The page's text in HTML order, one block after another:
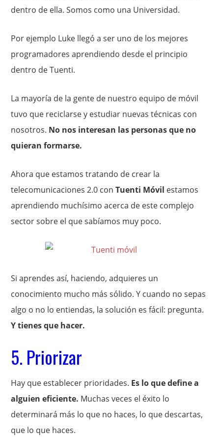
dentro de ella. Somos como una Universidad.
Por ejemplo Luke llegó a ser uno de los mejores
programadores aprendiendo desde el principio
dentro de Tuenti.
La mayoría de la gente de nuestro equipo de móvil
tuvo que reciclarse y estudiar nuevas técnicas con
nosotros. No nos interesan las personas que no
quieran formarse.
Ahora que estamos tratando de crear la
telecomunicaciones 2.0 conTuenti Móvil estamos
aprendiendo muchísimo acerca de este complejo
sector sobre el que sabíamos muy poco.
Si aprendes así, haciendo, adquieres un
conocimiento mucho más sólido. Y cuando no sepas
algo o no lo entiendas, la solución es fácil: pregunta.
Y tienes que hacer.
5. Priorizar
Hay que establecer prioridades. Es lo que define a
alguien eficiente. Muchas veces el éxito lo
determinará más lo que no haces, lo que descartas,
que lo que haces.